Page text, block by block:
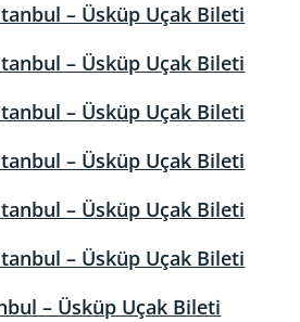
– Üsküp Uçak Bileti
– Üsküp Uçak Bileti
– Üsküp Uçak Bileti
– Üsküp Uçak Bileti
– Üsküp Uçak Bileti
– Üsküp Uçak Bileti
– Üsküp Uçak Bileti